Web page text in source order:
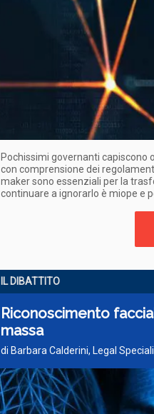
Pochissimi governanti capiscono
con comprensione dei
maker sono essenziali per la
continuare a ignorarlo è miope e
IL DIBATTITO
Riconoscimento
massa
di Barbara Calderini, Legal